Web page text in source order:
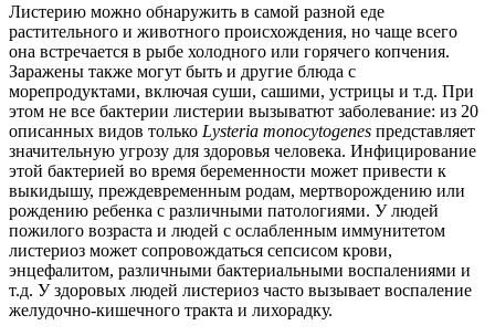
Листерию можно обнаружить в самой разной еде
растительного и животного происхождения, но чаще всего
она встречается в рыбе холодного или горячего копчения.
Заражены также могут быть и другие блюда с
морепродуктами, включая суши, сашими, устрицы и т.д. При
этом не все бактерии листерии вызыватют заболевание: из 20
описанных видов только Lysteria monocytogenes представляет
значительную угрозу для здоровья человека. Инфицирование
этой бактерией во время беременности может привести к
выкидышу, преждевременным родам, мертворождению или
рождению ребенка с различными патологиями. У людей
пожилого возраста и людей с ослабленным иммунитетом
листериоз может сопровождаться сепсисом крови,
энцефалитом, различными бактериальными воспалениями и
т.д. У здоровых людей листериоз часто вызывает воспаление
желудочно-кишечного тракта и лихорадку.